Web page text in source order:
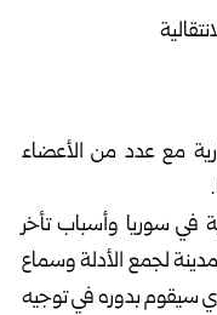
مع عدد من الأعضاء
في سوريا وأسباب تأخر
لجمع الأدلة وسماع
سيقوم بدوره في توجيه